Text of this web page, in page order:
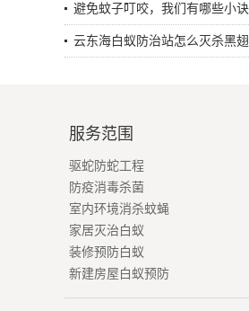
避免蚊子叮咬，我们有哪些小诀
云东海白蚁防治站怎么灭杀黑
服务范围
驱蛇防蛇工程
防疫消毒杀菌
室内环境消杀蚊蝇
家居灭治白蚁
装修预防白蚁
新建房屋白蚁预防